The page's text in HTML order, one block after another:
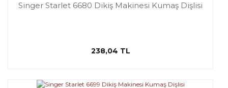
Singer Starlet 6680 Dikiş Makinesi Kumaş Dişlisi
238,04 TL